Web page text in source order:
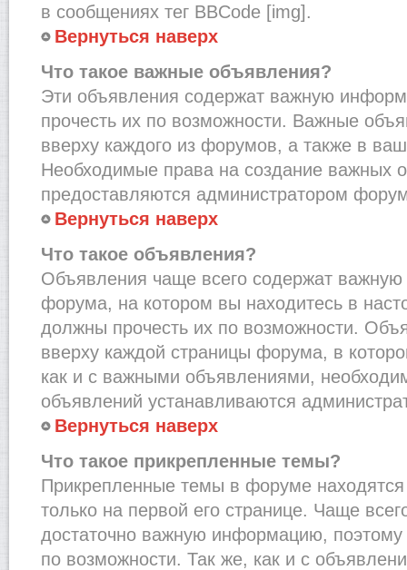
в сообщениях тег BBCode [img].
Вернуться наверх
Что такое важные объявления?
Эти объявления содержат важную
прочесть их по возможности. Важные
вверху каждого из форумов, а также в
Необходимые права на создание важных
предоставляются администратором
Вернуться наверх
Что такое объявления?
Объявления чаще всего содержат
форума, на котором вы находитесь в
должны прочесть их по возможности.
вверху каждой страницы форума, в
как и с важными объявлениями,
объявлений устанавливаются
Вернуться наверх
Что такое прикрепленные темы?
Прикрепленные темы в форуме
только на первой его странице. Чаще
достаточно важную информацию,
по возможности. Так же, как и с